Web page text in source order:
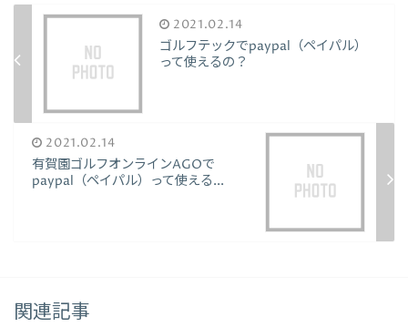
2021.02.14
ゴルフテックでpaypal（ペイパル）
って使えるの？
2021.02.14
有賀園ゴルフオンラインAGOで
paypal（ペイパル）って使える...
関連記事